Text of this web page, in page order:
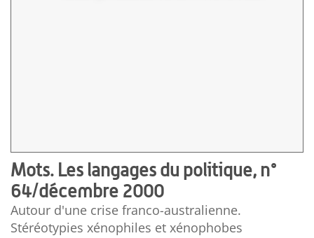
Mots. Les langages du politique, n°
64/décembre 2000
Autour d'une crise franco-australienne.
Stéréotypies xénophiles et xénophobes